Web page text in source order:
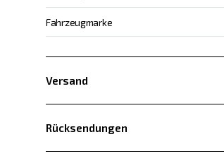
Fahrzeugmarke
Versand
Rücksendungen